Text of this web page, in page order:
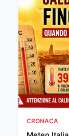
CRONACA